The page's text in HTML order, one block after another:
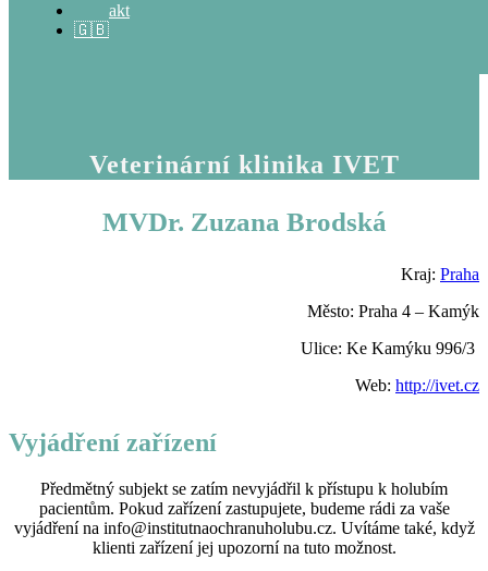
Kontakt
🇬🇧
Veterinární klinika IVET
MVDr. Zuzana Brodská
Kraj: Praha
Město: Praha 4 – Kamýk
Ulice: Ke Kamýku 996/3
Web: http://ivet.cz
Vyjádření zařízení
Předmětný subjekt se zatím nevyjádřil k přístupu k holubím
pacientům. Pokud zařízení zastupujete, budeme rádi za vaše
vyjádření na info@institutnaochranuholubu.cz. Uvítáme také, když
klienti zařízení jej upozorní na tuto možnost.